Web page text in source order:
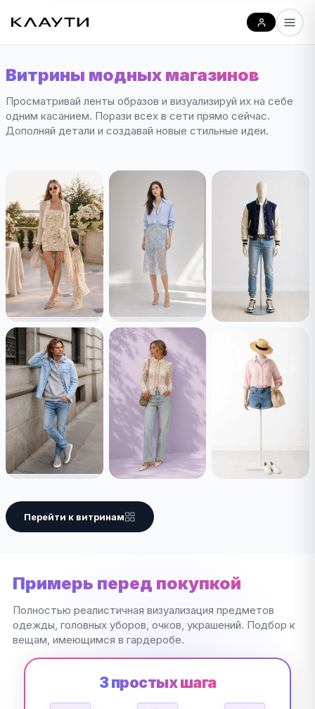
Витрины модных магазинов
Просматривай ленты образов и визуализируй их на себе
одним касанием. Порази всех в сети прямо сейчас.
Дополняй детали и создавай новые стильные идеи.
Перейти к витринам
Примерь перед покупкой
Полностью реалистичная визуализация предметов
одежды, головных уборов, очков, украшений. Подбор к
вещам, имеющимся в гардеробе.
3 простых шага